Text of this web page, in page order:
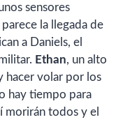
sensores
la llegada de
a Daniels, el
Ethan, un alto
hacer volar por los
hay tiempo para
morirán todos y el